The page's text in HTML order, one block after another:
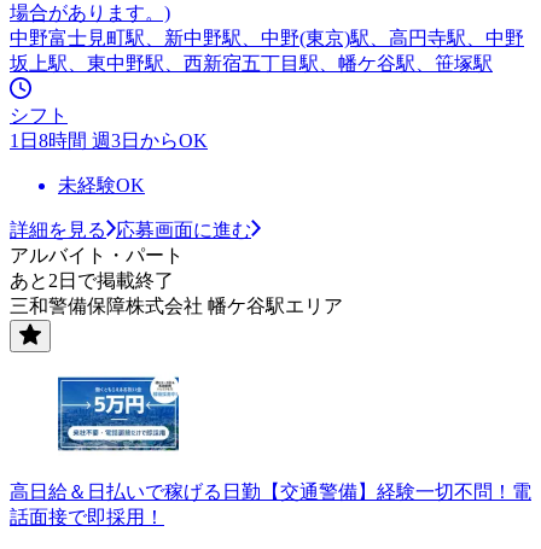
場合があります。)
中野富士見町駅、新中野駅、中野(東京)駅、高円寺駅、中野
坂上駅、東中野駅、西新宿五丁目駅、幡ケ谷駅、笹塚駅
シフト
1日8時間 週3日からOK
未経験OK
詳細を見る
応募画面に進む
アルバイト・パート
あと2日で掲載終了
三和警備保障株式会社 幡ケ谷駅エリア
高日給＆日払いで稼げる日勤【交通警備】経験一切不問！電
話面接で即採用！